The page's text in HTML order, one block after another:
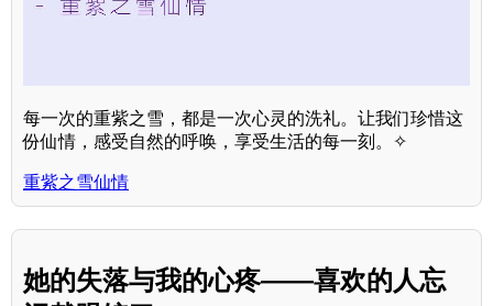
每一次的重紫之雪，都是一次心灵的洗礼。让我们珍惜这
份仙情，感受自然的呼唤，享受生活的每一刻。✧
重紫之雪仙情
她的失落与我的心疼——喜欢的人忘